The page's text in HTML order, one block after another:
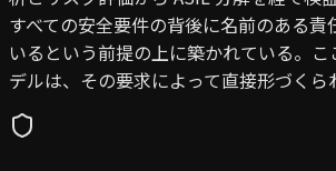
すべての安全要件の背後に名前のある責
いるという前提の上に築かれている。
デルは、その要求によって直接形づくら